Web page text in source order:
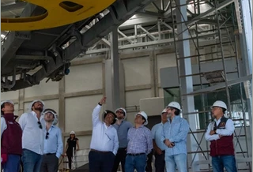
septiembre próximo, Mor